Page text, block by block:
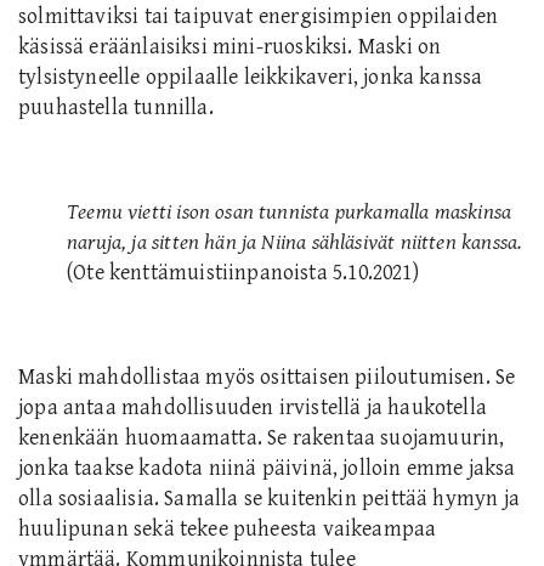
solmittaviksi tai taipuvat energisimpien oppilaiden
käsissä eräänlaisiksi mini-ruoskiksi. Maski on
tylsistyneelle oppilaalle leikkikaveri, jonka kanssa
puuhastella tunnilla.
Teemu vietti ison osan tunnista purkamalla maskinsa
naruja, ja sitten hän ja Niina sähläsivät niitten kanssa.
(Ote kenttämuistiinpanoista 5.10.2021)
Maski mahdollistaa myös osittaisen piiloutumisen. Se
jopa antaa mahdollisuuden irvistellä ja haukotella
kenenkään huomaamatta. Se rakentaa suojamuurin,
jonka taakse kadota niinä päivinä, jolloin emme jaksa
olla sosiaalisia. Samalla se kuitenkin peittää hymyn ja
huulipunan sekä tekee puheesta vaikeampaa
ymmärtää. Kommunikoinnista tulee